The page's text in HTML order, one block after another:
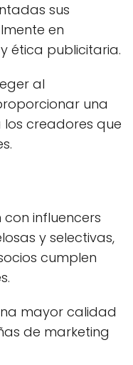
sus
en
ética publicitaria.
al
una
creadores que
influencers
y selectivas,
cumplen
mayor calidad
de marketing